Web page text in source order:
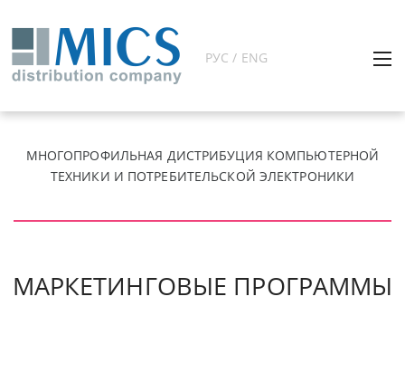
РУС / ENG
МНОГОПРОФИЛЬНАЯ ДИСТРИБУЦИЯ КОМПЬЮТЕРНОЙ
ТЕХНИКИ И ПОТРЕБИТЕЛЬСКОЙ ЭЛЕКТРОНИКИ
МАРКЕТИНГОВЫЕ ПРОГРАММЫ